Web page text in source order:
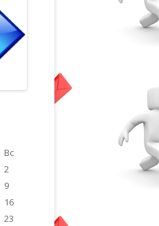
Вс
2
9
16
23